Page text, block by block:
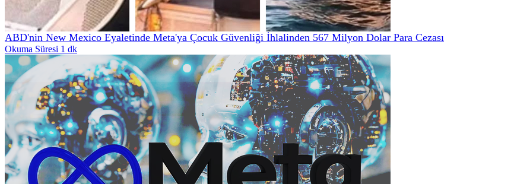
ABD'nin New Mexico Eyaletinde Meta'ya Çocuk Güvenliği İhlalinden 567 Milyon Dolar Para Cezası
Okuma Süresi 1 dk